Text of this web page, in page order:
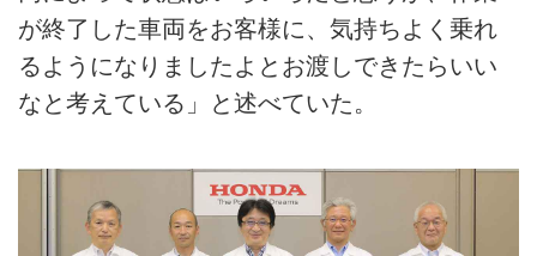
が終了した車両をお客様に、気持ちよく乗れ
るようになりましたよとお渡しできたらいい
なと考えている」と述べていた。